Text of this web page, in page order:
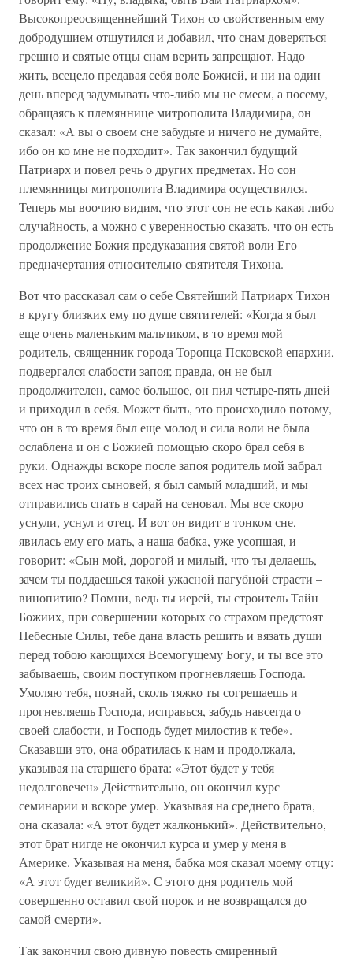
Высокопреосвященнейший Тихон со свойственным ему
добродушием отшутился и добавил, что снам доверяться
грешно и святые отцы снам верить запрещают. Надо
жить, всецело предавая себя воле Божией, и ни на один
день вперед задумывать что-либо мы не смеем, а посему,
обращаясь к племяннице митрополита Владимира, он
сказал: «А вы о своем сне забудьте и ничего не думайте,
ибо он ко мне не подходит». Так закончил будущий
Патриарх и повел речь о других предметах. Но сон
племянницы митрополита Владимира осуществился.
Теперь мы воочию видим, что этот сон не есть какая-либо
случайность, а можно с уверенностью сказать, что он есть
продолжение Божия предуказания святой воли Его
предначертания относительно святителя Тихона.
Вот что рассказал сам о себе Святейший Патриарх Тихон
в кругу близких ему по душе святителей: «Когда я был
еще очень маленьким мальчиком, в то время мой
родитель, священник города Торопца Псковской епархии,
подвергался слабости запоя; правда, он не был
продолжителен, самое большое, он пил четыре-пять дней
и приходил в себя. Может быть, это происходило потому,
что он в то время был еще молод и сила воли не была
ослаблена и он с Божией помощью скоро брал себя в
руки. Однажды вскоре после запоя родитель мой забрал
всех нас троих сыновей, я был самый младший, и мы
отправились спать в сарай на сеновал. Мы все скоро
уснули, уснул и отец. И вот он видит в тонком сне,
явилась ему его мать, а наша бабка, уже усопшая, и
говорит: «Сын мой, дорогой и милый, что ты делаешь,
зачем ты поддаешься такой ужасной пагубной страсти –
винопитию? Помни, ведь ты иерей, ты строитель Тайн
Божиих, при совершении которых со страхом предстоят
Небесные Силы, тебе дана власть решить и вязать души
перед тобою кающихся Всемогущему Богу, и ты все это
забываешь, своим поступком прогневляешь Господа.
Умоляю тебя, познай, сколь тяжко ты согрешаешь и
прогневляешь Господа, исправься, забудь навсегда о
своей слабости, и Господь будет милостив к тебе».
Сказавши это, она обратилась к нам и продолжала,
указывая на старшего брата: «Этот будет у тебя
недолговечен» Действительно, он окончил курс
семинарии и вскоре умер. Указывая на среднего брата,
она сказала: «А этот будет жалконький». Действительно,
этот брат нигде не окончил курса и умер у меня в
Америке. Указывая на меня, бабка моя сказал моему отцу:
«А этот будет великий». С этого дня родитель мой
совершенно оставил свой порок и не возвращался до
самой смерти».
Так закончил свою дивную повесть смиренный